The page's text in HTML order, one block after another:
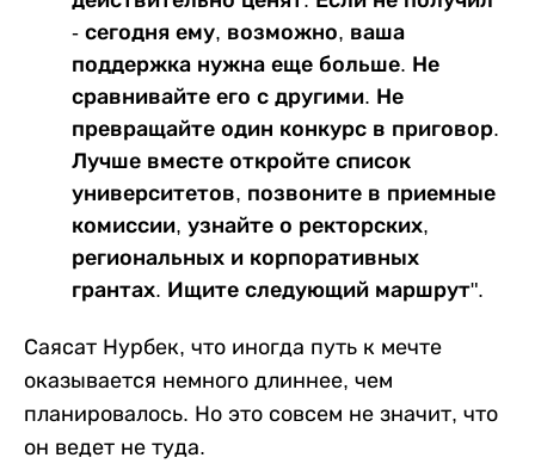
- сегодня ему, возможно, ваша
поддержка нужна еще больше. Не
сравнивайте его с другими. Не
превращайте один конкурс в приговор.
Лучше вместе откройте список
университетов, позвоните в приемные
комиссии, узнайте о ректорских,
региональных и корпоративных
грантах. Ищите следующий маршрут".
Саясат Нурбек, что иногда путь к мечте
оказывается немного длиннее, чем
планировалось. Но это совсем не значит, что
он ведет не туда.